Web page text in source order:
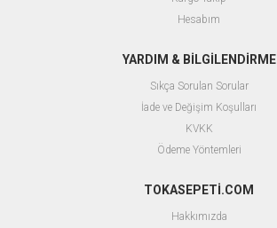
Hesabım
YARDIM & BİLGİLENDİRME
Sıkça Sorulan Sorular
İade ve Değişim Koşulları
KVKK
Ödeme Yöntemleri
TOKASEPETİ.COM
Hakkımızda